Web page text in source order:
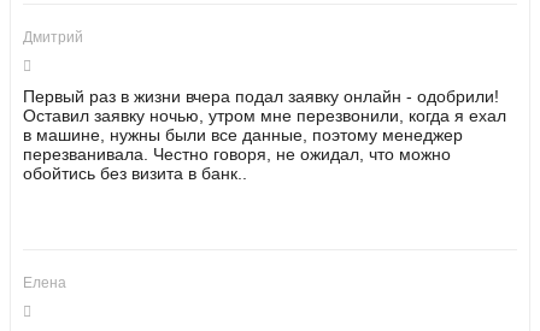
Дмитрий
Первый раз в жизни вчера подал заявку онлайн - одобрили!
Оставил заявку ночью, утром мне перезвонили, когда я ехал
в машине, нужны были все данные, поэтому менеджер
перезванивала. Честно говоря, не ожидал, что можно
обойтись без визита в банк..
Елена